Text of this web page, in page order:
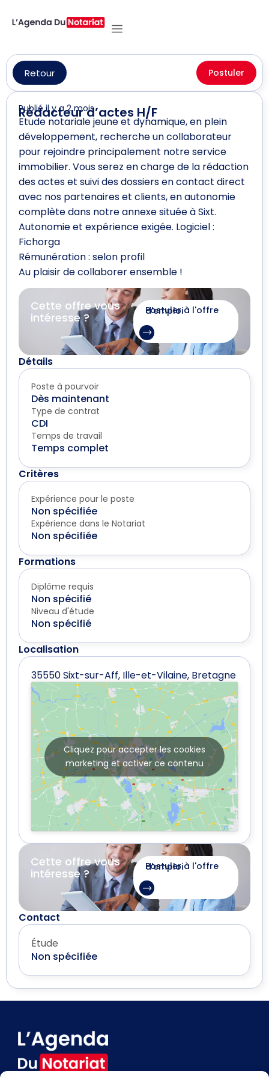
Retour Postuler
Rédacteur d’actes H/F
Publié il y a 2 mois
Etude notariale jeune et dynamique, en plein
développement, recherche un collaborateur
pour rejoindre principalement notre service
immobilier. Vous serez en charge de la rédaction
des actes et suivi des dossiers en contact direct
avec nos partenaires et clients, en autonomie
complète dans notre annexe située à Sixt.
Autonomie et expérience exigée. Logiciel :
Fichorga
Rémunération : selon profil
Au plaisir de collaborer ensemble !
Cette offre vous
intéresse ?
Postuler à l'offre d'emploi
Détails
Poste à pourvoir
Dès maintenant
Type de contrat
CDI
Temps de travail
Temps complet
Critères
Expérience pour le poste
Non spécifiée
Expérience dans le Notariat
Non spécifiée
Formations
Diplôme requis
Non spécifié
Niveau d'étude
Non spécifié
Localisation
35550 Sixt-sur-Aff, Ille-et-Vilaine, Bretagne
Cliquez pour accepter les cookies
marketing et activer ce contenu
Cette offre vous
intéresse ?
Postuler à l'offre d'emploi
Contact
Étude
Non spécifiée